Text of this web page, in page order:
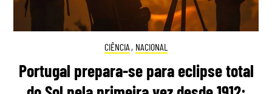
CIÊNCIA , NACIONAL
Portugal prepara-se para eclipse total